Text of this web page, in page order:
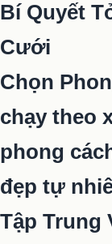
Bí Quyết
Cưới
Chọn
chạy theo
phong
đẹp tự
Tập Trung